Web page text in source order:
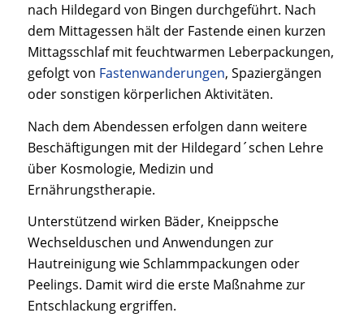
nach Hildegard von Bingen durchgeführt. Nach
dem Mittagessen hält der Fastende einen kurzen
Mittagsschlaf mit feuchtwarmen Leberpackungen,
gefolgt von Fastenwanderungen, Spaziergängen
oder sonstigen körperlichen Aktivitäten.
Nach dem Abendessen erfolgen dann weitere
Beschäftigungen mit der Hildegard´schen Lehre
über Kosmologie, Medizin und
Ernährungstherapie.
Unterstützend wirken Bäder, Kneippsche
Wechselduschen und Anwendungen zur
Hautreinigung wie Schlammpackungen oder
Peelings. Damit wird die erste Maßnahme zur
Entschlackung ergriffen.